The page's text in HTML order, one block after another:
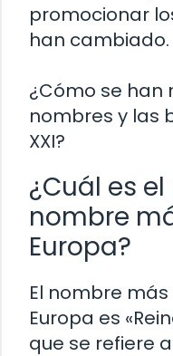
promocionar
han cambiado.
¿Cómo se han
nombres y las
XXI?
¿Cuál es
nombre
Europa?
El nombre
Europa es
que se refiere